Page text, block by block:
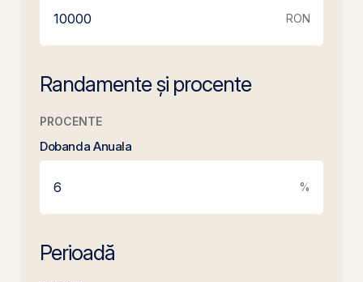
RON
Randamente și procente
PROCENTE
Dobanda Anuala
%
Perioadă